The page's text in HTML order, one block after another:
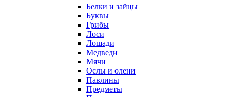
Белки и зайцы
Буквы
Грибы
Лоси
Лошади
Медведи
Мячи
Ослы и олени
Павлины
Предметы